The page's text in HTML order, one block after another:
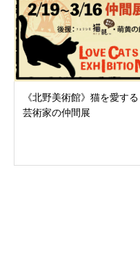
《北野美術館》猫を愛する
芸術家の仲間展